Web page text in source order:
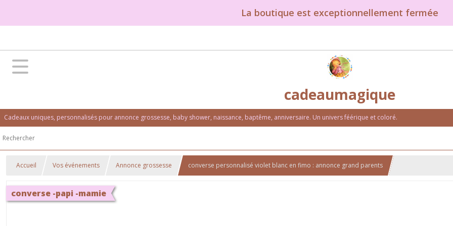
La boutique est exceptionnellement fermée
cadeaumagique
Cadeaux uniques, personnalisés pour annonce grossesse, baby shower, naissance, baptême, anniversaire. Un univers féérique et coloré.
Accueil Vos événements Annonce grossesse converse personnalisé violet blanc en fimo : annonce grand parents
converse -papi -mamie